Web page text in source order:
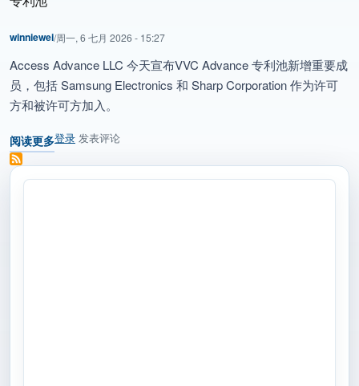
winniewei/周一, 6 七月 2026 - 15:27
Access Advance LLC 今天宣布VVC Advance 专利池新增重要成
员，包括 Samsung Electronics 和 Sharp Corporation 作为许可
方和被许可方加入。
阅读更多
关于 Access Advance 欢迎 Samsung 和 Sharp 加入 VVC
登录 发表评论